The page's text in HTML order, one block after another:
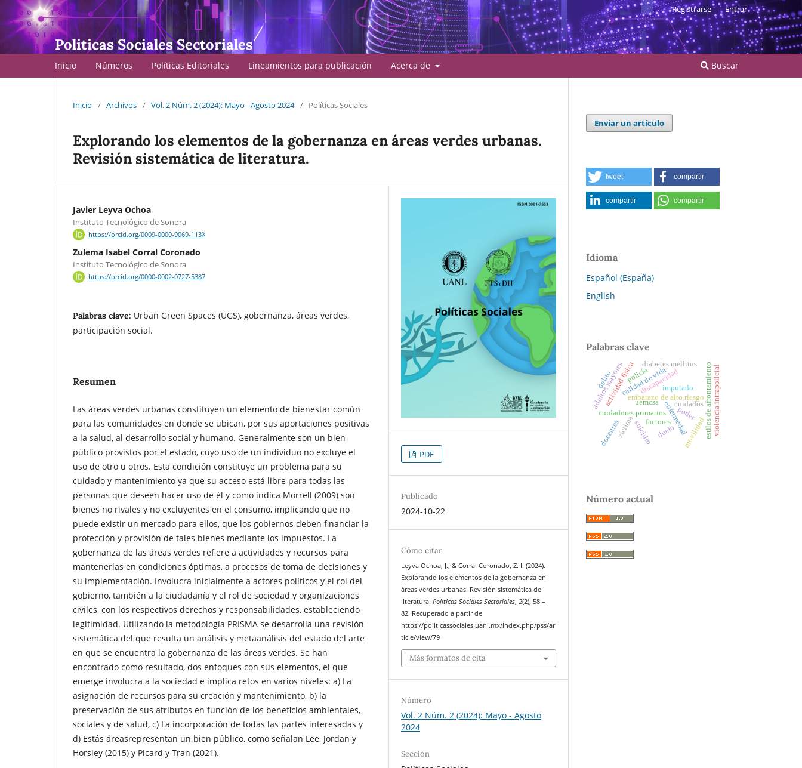
Politicas Sociales Sectoriales
Inicio Números Políticas Editoriales Lineamientos para publicación Acerca de Buscar
Registrarse Entrar
Inicio / Archivos / Vol. 2 Núm. 2 (2024): Mayo - Agosto 2024 / Políticas Sociales
Explorando los elementos de la gobernanza en áreas verdes urbanas.
Revisión sistemática de literatura.
Javier Leyva Ochoa
Instituto Tecnológico de Sonora
https://orcid.org/0009-0000-9069-113X
Zulema Isabel Corral Coronado
Instituto Tecnológico de Sonora
https://orcid.org/0000-0002-0727-5387
Palabras clave: Urban Green Spaces (UGS), gobernanza, áreas verdes,
participación social.
Resumen
Las áreas verdes urbanas constituyen un elemento de bienestar común
para las comunidades en donde se ubican, por sus aportaciones positivas
a la salud, al desarrollo social y humano. Generalmente son un bien
público provistos por el estado, cuyo uso de un individuo no excluye el
uso de otro u otros. Esta condición constituye un problema para su
cuidado y mantenimiento ya que su acceso está libre para todas las
personas que deseen hacer uso de él y como indica Morrell (2009) son
bienes no rivales y no excluyentes en el consumo, implicando que no
puede existir un mercado para ellos, que los gobiernos deben financiar la
protección y provisión de tales bienes mediante los impuestos. La
gobernanza de las áreas verdes refiere a actividades y recursos para
mantenerlas en condiciones óptimas, a procesos de toma de decisiones y
su implementación. Involucra inicialmente a actores políticos y el rol del
gobierno, también a la ciudadanía y el rol de sociedad y organizaciones
civiles, con los respectivos derechos y responsabilidades, estableciendo
legitimidad. Utilizando la metodología PRISMA se desarrolla una revisión
sistemática del que resulta un análisis y metaanálisis del estado del arte
en que se encuentra la gobernanza de las áreas verdes. Se han
encontrado como resultado, dos enfoques con sus elementos, el que
emerge involucra a la sociedad e implica retos en varios niveles: a) La
asignación de recursos para su creación y mantenimiento, b) la
preservación de sus atributos en función de los beneficios ambientales,
sociales y de salud, c) La incorporación de todas las partes interesadas y
d) Estás áreasrepresentan un bien público, como señalan Lee, Jordan y
Horsley (2015) y Picard y Tran (2021).
PDF
Publicado
2024-10-22
Cómo citar
Leyva Ochoa, J., & Corral Coronado, Z. I. (2024).
Explorando los elementos de la gobernanza en
áreas verdes urbanas. Revisión sistemática de
literatura.Politicas Sociales Sectoriales ,2(2), 58 –
82. Recuperado a partir de
https://politicassociales.uanl.mx/index.php/pss/ar
ticle/view/79
Más formatos de cita
Número
Vol. 2 Núm. 2 (2024): Mayo - Agosto
2024
Sección
Enviar un artículo
tweet compartir
compartir compartir
Idioma
Español (España)
English
Palabras clave
embarazo de alto riesgo
enfermedad
factores estilos de afrontamiento
cuidadores primarios
discapacidad
calidad de vida
actividad física
adultos mayores
movilidad
policía
poder violencia intrapolicial
delito
víctima
imputado
uemcsa
cuidados
diabetes mellitus
suicidio duelo
docentes
Número actual